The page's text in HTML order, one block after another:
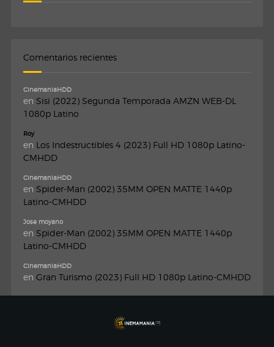
Comentarios recientes
CinemaniaHDD
en Sisi (2022) Segunda Temporada AMZN WEB-DL
1080p Latino
Roy
en Los Indestructibles 4 (2023) Full HD 1080p Latino-
CMHDD
CinemaniaHDD
en Spider-Man (2002) 35MM OPEN MATTE 1440p
Latino-CMHDD
Jose moyano
en Spider-Man (2002) 35MM OPEN MATTE 1440p
Latino-CMHDD
CinemaniaHDD
en Gran Turismo (2023) Full HD 1080p Latino-CMHDD